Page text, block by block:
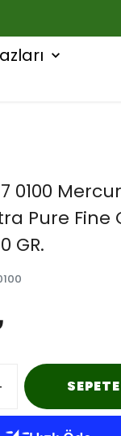
0100
Pure Fine
GR.